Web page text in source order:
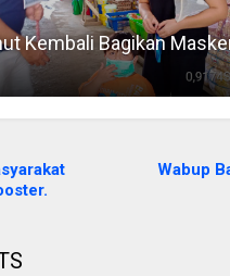
Kembali Bagikan
Wabup